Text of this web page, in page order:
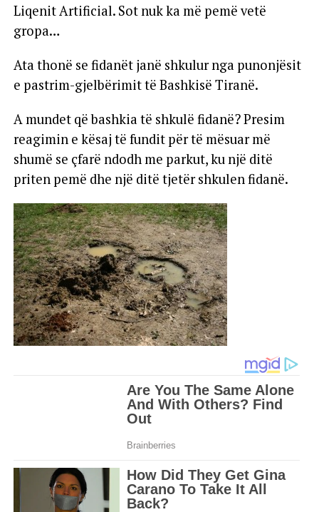
Liqenit Artificial. Sot nuk ka më pemë vetë
gropa…
Ata thonë se fidanët janë shkulur nga punonjësit
e pastrim-gjelbërimit të Bashkisë Tiranë.
A mundet që bashkia të shkulë fidanë? Presim
reagimin e kësaj të fundit për të mësuar më
shumë se çfarë ndodh me parkut, ku një ditë
priten pemë dhe një ditë tjetër shkulen fidanë.